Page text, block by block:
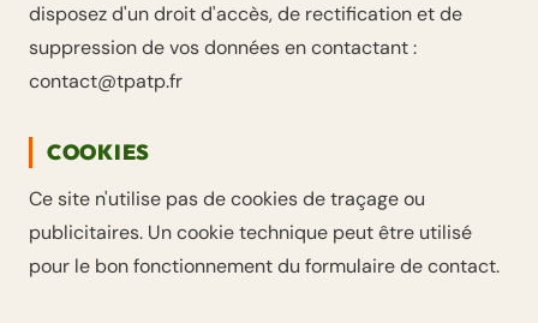
disposez d'un droit d'accès, de rectification et de
suppression de vos données en contactant :
contact@tpatp.fr
COOKIES
Ce site n'utilise pas de cookies de traçage ou
publicitaires. Un cookie technique peut être utilisé
pour le bon fonctionnement du formulaire de contact.